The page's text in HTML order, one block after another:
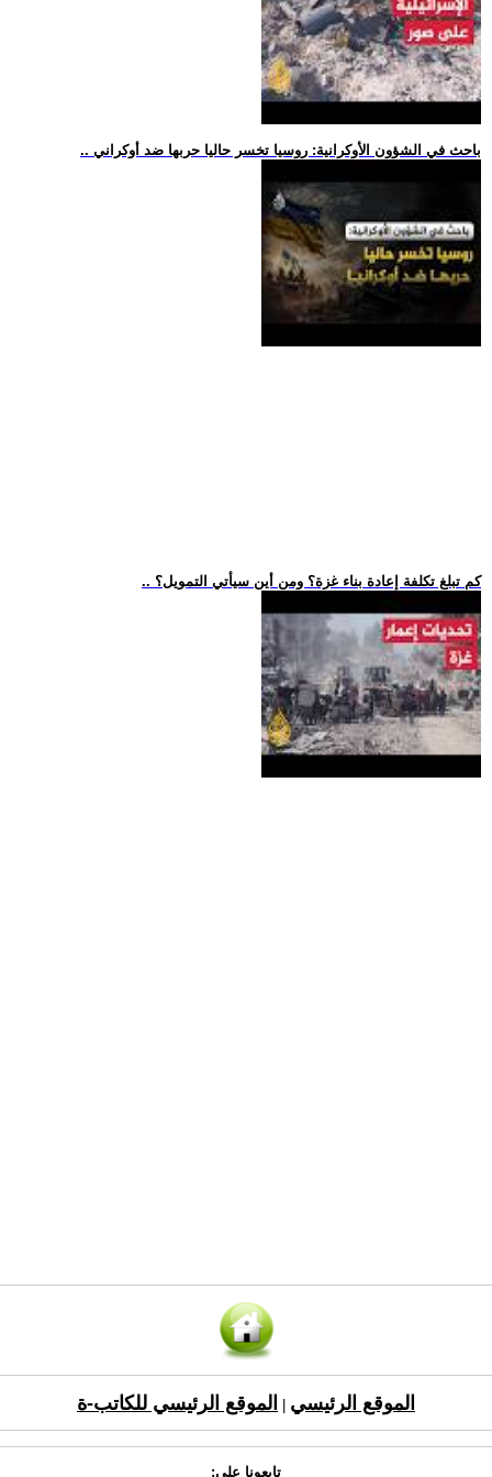
.. باحث في الشؤون الأوكرانية: روسيا تخسر حاليا حربها ضد أوكراني
.. كم تبلغ تكلفة إعادة بناء غزة؟ ومن أين سيأتي التمويل؟
الموقع الرئيسي الموقع الرئيسي للكاتب-ة
تابعونا على: